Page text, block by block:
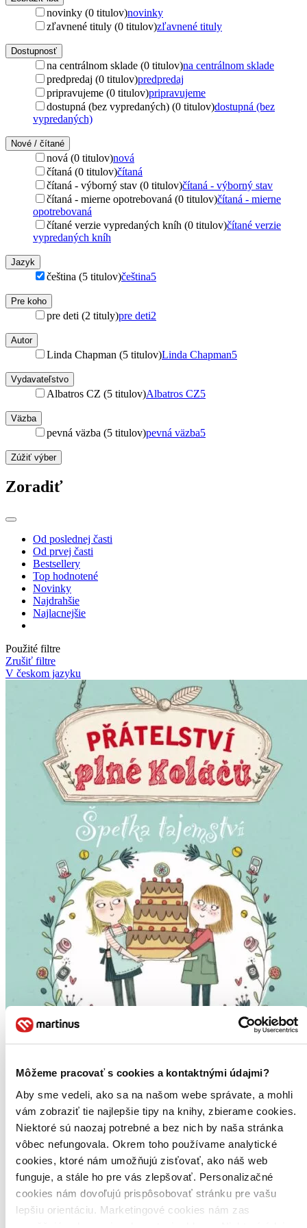
Môžeme pracovať s cookies a kontaktnými údajmi?
Aby sme vedeli, ako sa na našom webe správate, a mohli
vám zobraziť tie najlepšie tipy na knihy, zbierame cookies.
Niektoré sú naozaj potrebné a bez nich by naša stránka
vôbec nefungovala. Okrem toho používame analytické
cookies, ktoré nám umožňujú zisťovať, ako náš web
funguje, a stále ho pre vás zlepšovať. Personalizačné
cookies nám dovoľujú prispôsobovať stránku pre vašu
lepšiu orientáciu. Marketingové cookies nám zas
novinky (0 titulov)novinky
zľavnené tituly (0 titulov)zľavnené tituly
Dostupnosť
na centrálnom sklade (0 titulov)na centrálnom sklade
predpredaj (0 titulov)predpredaj
pripravujeme (0 titulov)pripravujeme
dostupná (bez vypredaných) (0 titulov)dostupná (bez
vypredaných)
Nové / čítané
nová (0 titulov)nová
čítaná (0 titulov)čítaná
čítaná - výborný stav (0 titulov)čítaná - výborný stav
čítaná - mierne opotrebovaná (0 titulov)čítaná - mierne
opotrebovaná
čítané verzie vypredaných kníh (0 titulov)čítané verzie
vypredaných kníh
Jazyk
čeština (5 titulov)čeština5
Pre koho
pre deti (2 tituly)pre deti2
Autor
Linda Chapman (5 titulov)Linda Chapman5
Vydavateľstvo
Albatros CZ (5 titulov)Albatros CZ5
Väzba
pevná väzba (5 titulov)pevná väzba5
Zúžiť výber
Zoradiť
Od poslednej časti
Od prvej časti
Bestsellery
Top hodnotené
Novinky
Najdrahšie
Najlacnejšie
Použité filtre
Zrušiť filtre
V českom jazyku
Přátelství plné koláčů: Špetka tajemství
CZ
Linda Chapman
2. diel sériePřátelství plné koláčů